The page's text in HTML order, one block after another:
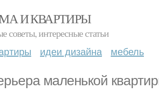
И КВАРТИРЫ
советы, интересные статьи
идеи дизайна мебель
маленькой